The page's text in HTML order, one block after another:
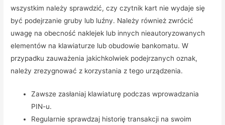
wszystkim należy sprawdzić, czy czytnik kart nie wydaje się
być podejrzanie gruby lub luźny. Należy również zwrócić
uwagę na obecność naklejek lub innych nieautoryzowanych
elementów na klawiaturze lub obudowie bankomatu. W
przypadku zauważenia jakichkolwiek podejrzanych oznak,
należy zrezygnować z korzystania z tego urządzenia.
Zawsze zasłaniaj klawiaturę podczas wprowadzania
PIN-u.
Regularnie sprawdzaj historię transakcji na swoim